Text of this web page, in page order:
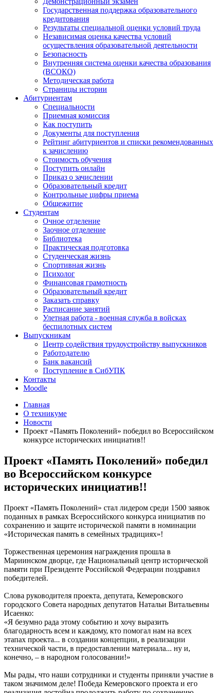
Государственная поддержка образовательного
кредитования
Результаты специальной оценки условий труда
Независимая оценка качества условий
осуществления образовательной деятельности
Безопасность
Внутренняя система оценки качества образования
(ВСОКО)
Методическая работа
Страницы истории
Абитуриентам
Специальности
Приемная комиссия
Как поступить
Документы для поступления
Рейтинг абитуриентов и списки рекомендованных
к зачислению
Стоимость обучения
Поступить онлайн
Приказ о зачислении
Образовательный кредит
Контрольные цифры приема
Общежитие
Студентам
Очное отделение
Заочное отделение
Библиотека
Практическая подготовка
Студенческая жизнь
Спортивная жизнь
Психолог
Финансовая грамотность
Образовательный кредит
Заказать справку
Расписание занятий
Улетная работа - военная служба в войсках
беспилотных систем
Выпускникам
Центр содействия трудоустройству выпускников
Работодателю
Банк вакансий
Поступление в СибУПК
Контакты
Moodle
Главная
О техникуме
Новости
Проект «Память Поколений» победил во Всероссийском
конкурсе исторических инициатив!!
Проект «Память Поколений» победил
во Всероссийском конкурсе
исторических инициатив!!
Проект «Память Поколений» стал лидером среди 1500 заявок
поданных в рамках Всероссийского конкурса инициатив по
сохранению и защите исторической памяти в номинации
«Историческая память в семейных традициях»!
Торжественная церемония награждения прошла в
Мариинском дворце, где Национальный центр исторической
памяти при Президенте Российской Федерации поздравил
победителей.
Слова руководителя проекта, депутата, Кемеровского
городского Совета народных депутатов Натальи Витальевны
Исаенко:
«Я безумно рада этому событию и хочу выразить
благодарность всем и каждому, кто помогал нам на всех
этапах проекта... в создании концепции, в реализации
технической части, в предоставлении материала... ну и,
конечно, – в народном голосовании!»
Мы рады, что наши сотрудники и студенты приняли участие в
таком значимом деле! Победа Кемеровского проекта и его